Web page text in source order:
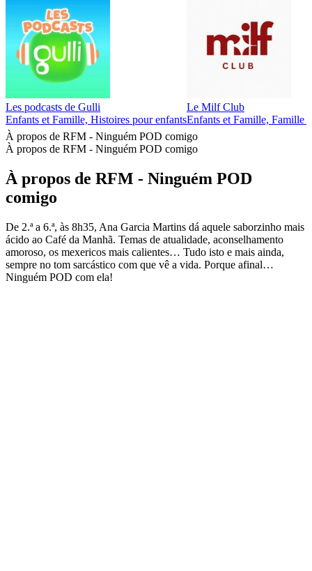
Les podcasts de Gulli
Enfants et Famille, Histoires pour enfants
Le Milf Club
Enfants et Famille, Famille
À propos de RFM - Ninguém POD comigo
À propos de RFM - Ninguém POD comigo
À propos de RFM - Ninguém POD
comigo
De 2.ª a 6.ª, às 8h35, Ana Garcia Martins dá aquele saborzinho mais
ácido ao Café da Manhã. Temas de atualidade, aconselhamento
amoroso, os mexericos mais calientes… Tudo isto e mais ainda,
sempre no tom sarcástico com que vê a vida. Porque afinal…
Ninguém POD com ela!